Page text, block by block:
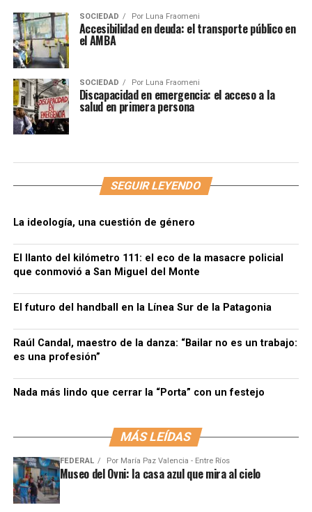
SOCIEDAD Por Luna Fraomeni
Accesibilidad en deuda: el transporte público en
el AMBA
SOCIEDAD Por Luna Fraomeni
Discapacidad en emergencia: el acceso a la
salud en primera persona
SEGUIR LEYENDO
La ideología, una cuestión de género
El llanto del kilómetro 111: el eco de la masacre policial
que conmovió a San Miguel del Monte
El futuro del handball en la Línea Sur de la Patagonia
Raúl Candal, maestro de la danza: “Bailar no es un trabajo:
es una profesión”
Nada más lindo que cerrar la “Porta” con un festejo
MÁS LEÍDAS
FEDERAL Por María Paz Valencia - Entre Ríos
Museo del Ovni: la casa azul que mira al cielo